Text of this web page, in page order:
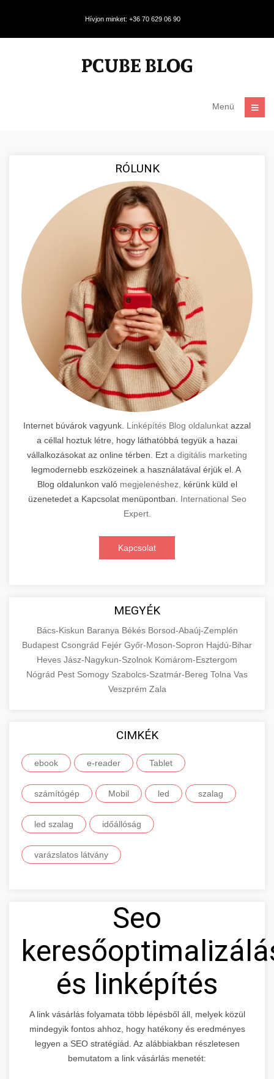
Hívjon minket: +36 70 629 06 90
Menü
RÓLUNK
Internet búvárok vagyunk. Linképítés Blog oldalunkat azzal
a céllal hoztuk létre, hogy láthatóbbá tegyük a hazai
vállalkozásokat az online térben. Ezt a digitális marketing
legmodernebb eszközeinek a használatával érjük el. A
Blog oldalunkon való megjelenéshez,
kérünk küld el
üzenetedet a Kapcsolat menüpontban. International Seo
Expert.
Kapcsolat
MEGYÉK
Bács-Kiskun Baranya Békés Borsod-Abaúj-Zemplén
Budapest Csongrád Fejér Győr-Moson-Sopron Hajdú-Bihar
Heves Jász-Nagykun-Szolnok Komárom-Esztergom
Nógrád Pest Somogy Szabolcs-Szatmár-Bereg Tolna Vas
Veszprém Zala
CIMKÉK
ebook e-reader Tablet
számítógép Mobil led szalag
led szalag időállóság
varázslatos látvány
Seo
és linképítés
A link vásárlás folyamata több lépésből áll, melyek közül
mindegyik fontos ahhoz, hogy hatékony és eredményes
legyen a SEO stratégiád. Az alábbiakban részletesen
bemutatom a link vásárlás menetét: